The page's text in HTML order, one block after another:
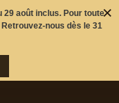
X
août inclus. Pour toute
nous dès le 31